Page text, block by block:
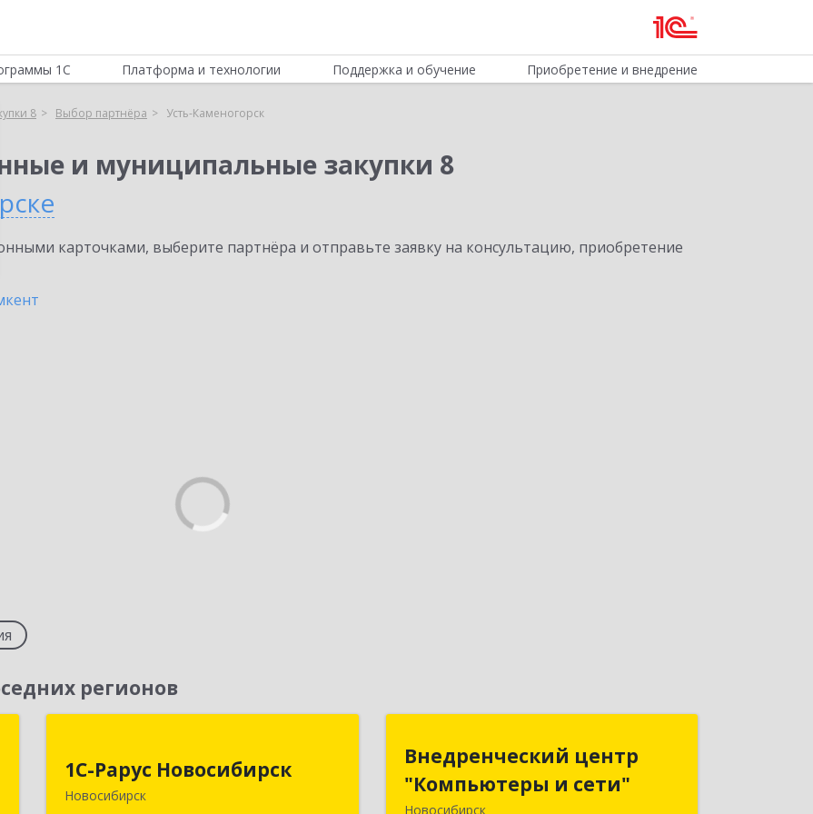
1С Платформа и технологии Поддержка и обучение Приобретение и внедрение
8 Выбор партнёра Усть-Каменогорск
и муниципальные закупки 8
карточками, выберите партнёра и отправьте заявку на консультацию, приобретение
регионов
1С-Рарус Новосибирск
Новосибирск
630015, Новосибирская обл,
Новосибирск г, Планетная ул, дом №
Внедренческий центр
"Компьютеры и сети"
Новосибирск
Внедренческий центр
"Компьютеры и сети"